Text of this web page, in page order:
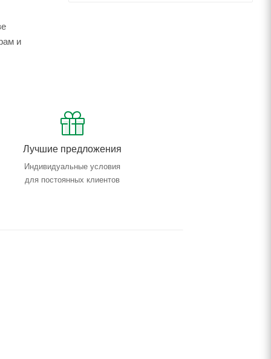
и
Лучшие предложения
Индивидуальные условия
для постоянных клиентов